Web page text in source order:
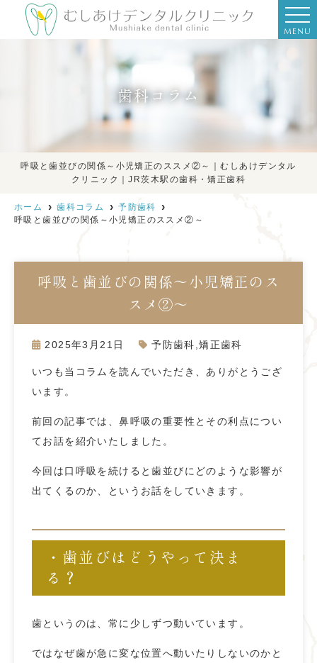
MENU
歯科コラム
呼吸と歯並びの関係～小児矯正のススメ②～｜むしあけデンタル
クリニック｜JR茨木駅の歯科・矯正歯科
ホーム 歯科コラム
予防歯科
呼吸と歯並びの関係～小児矯正のススメ②～
呼吸と歯並びの関係～小児矯正のス
スメ②～
2025年3月21日 予防歯科 ,矯正歯科
いつも当コラムを読んでいただき、ありがとうござ
います。
前回の記事では、鼻呼吸の重要性とその利点につい
てお話を紹介いたしました。
今回は口呼吸を続けると歯並びにどのような影響が
出てくるのか、というお話をしていきます。
・歯並びはどうやって決ま
る？
歯というのは、常に少しずつ動いています。
ではなぜ歯が急に変な位置へ動いたりしないのかと